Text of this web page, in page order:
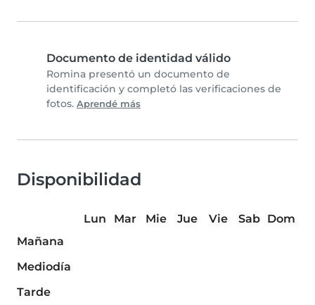
Documento de identidad válido
Romina presentó un documento de
identificación y completó las verificaciones de
fotos. Aprendé más
Disponibilidad
Lun Mar Mie Jue Vie Sab
Dom
Mañana
Mediodía
Tarde